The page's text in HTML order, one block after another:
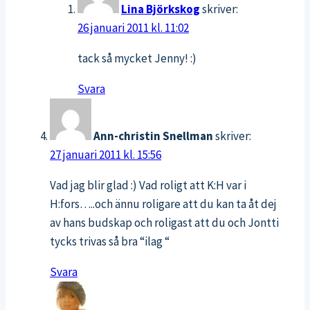
Lina Björkskogskriver:
26 januari 2011 kl. 11:02
tack så mycket Jenny! :)
Svara
Ann-christin Snellmanskriver:
27 januari 2011 kl. 15:56
Vad jag blir glad :) Vad roligt att K:H var i
H:fors…..och ännu roligare att du kan ta åt dej
av hans budskap och roligast att du och Jontti
tycks trivas så bra “ilag “
Svara